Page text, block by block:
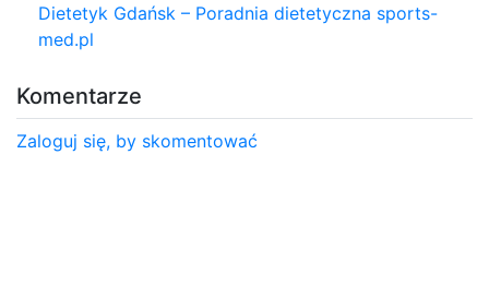
Dietetyk Gdańsk – Poradnia dietetyczna sports-
med.pl
Komentarze
Zaloguj się, by skomentować